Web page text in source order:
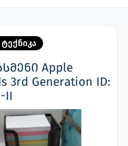
Apple
3rd Generation ID:
II